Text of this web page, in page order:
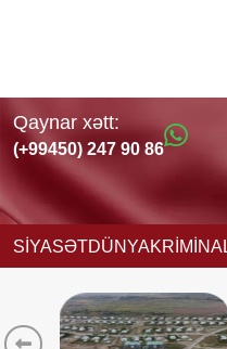
Qaynar xətt:
(+99450) 247 90 86
SİYASƏTDÜNYAKRİMİNAL